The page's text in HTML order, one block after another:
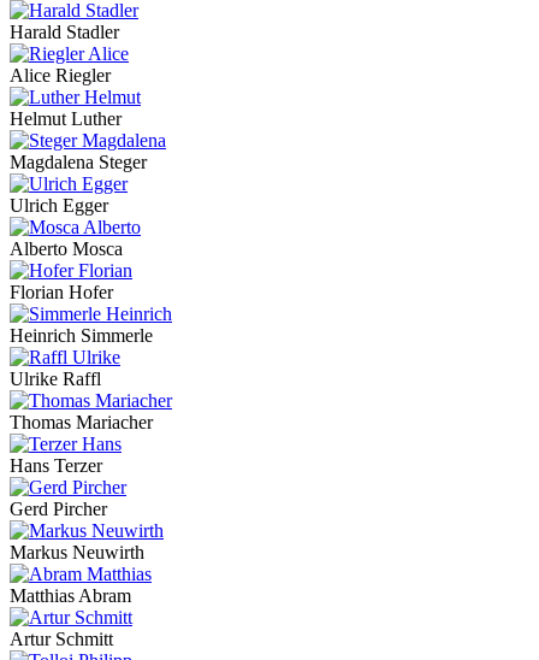
Harald Stadler
Alice Riegler
Helmut Luther
Magdalena Steger
Ulrich Egger
Alberto Mosca
Florian Hofer
Heinrich Simmerle
Ulrike Raffl
Thomas Mariacher
Hans Terzer
Gerd Pircher
Markus Neuwirth
Matthias Abram
Artur Schmitt